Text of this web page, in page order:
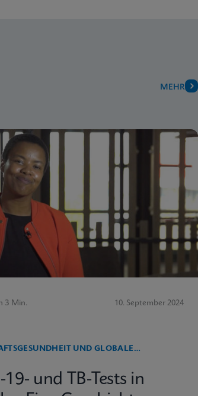
MEHR
3 Min. 10. September 2024
UND GLOBALE
und TB-Tests in